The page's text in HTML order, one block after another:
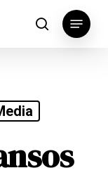
search
Menu